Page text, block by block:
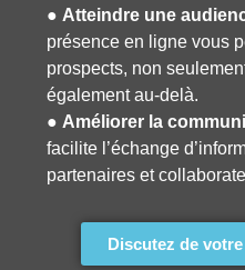
● Atteindre une
présence en ligne vous
prospects, non
également au-delà.
● Améliorer la
facilite l’échange
partenaires et
Discutez de